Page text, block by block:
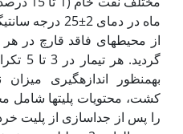
ماه در دمای
از محیط‏های فاقد قارچ در
به‏منظور اندازه­گیری
کشت، محتویات پلیت‏ها